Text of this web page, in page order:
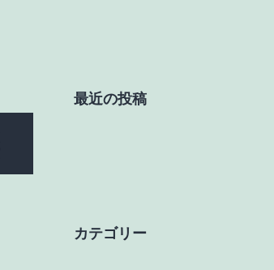
最近の投稿
カテゴリー